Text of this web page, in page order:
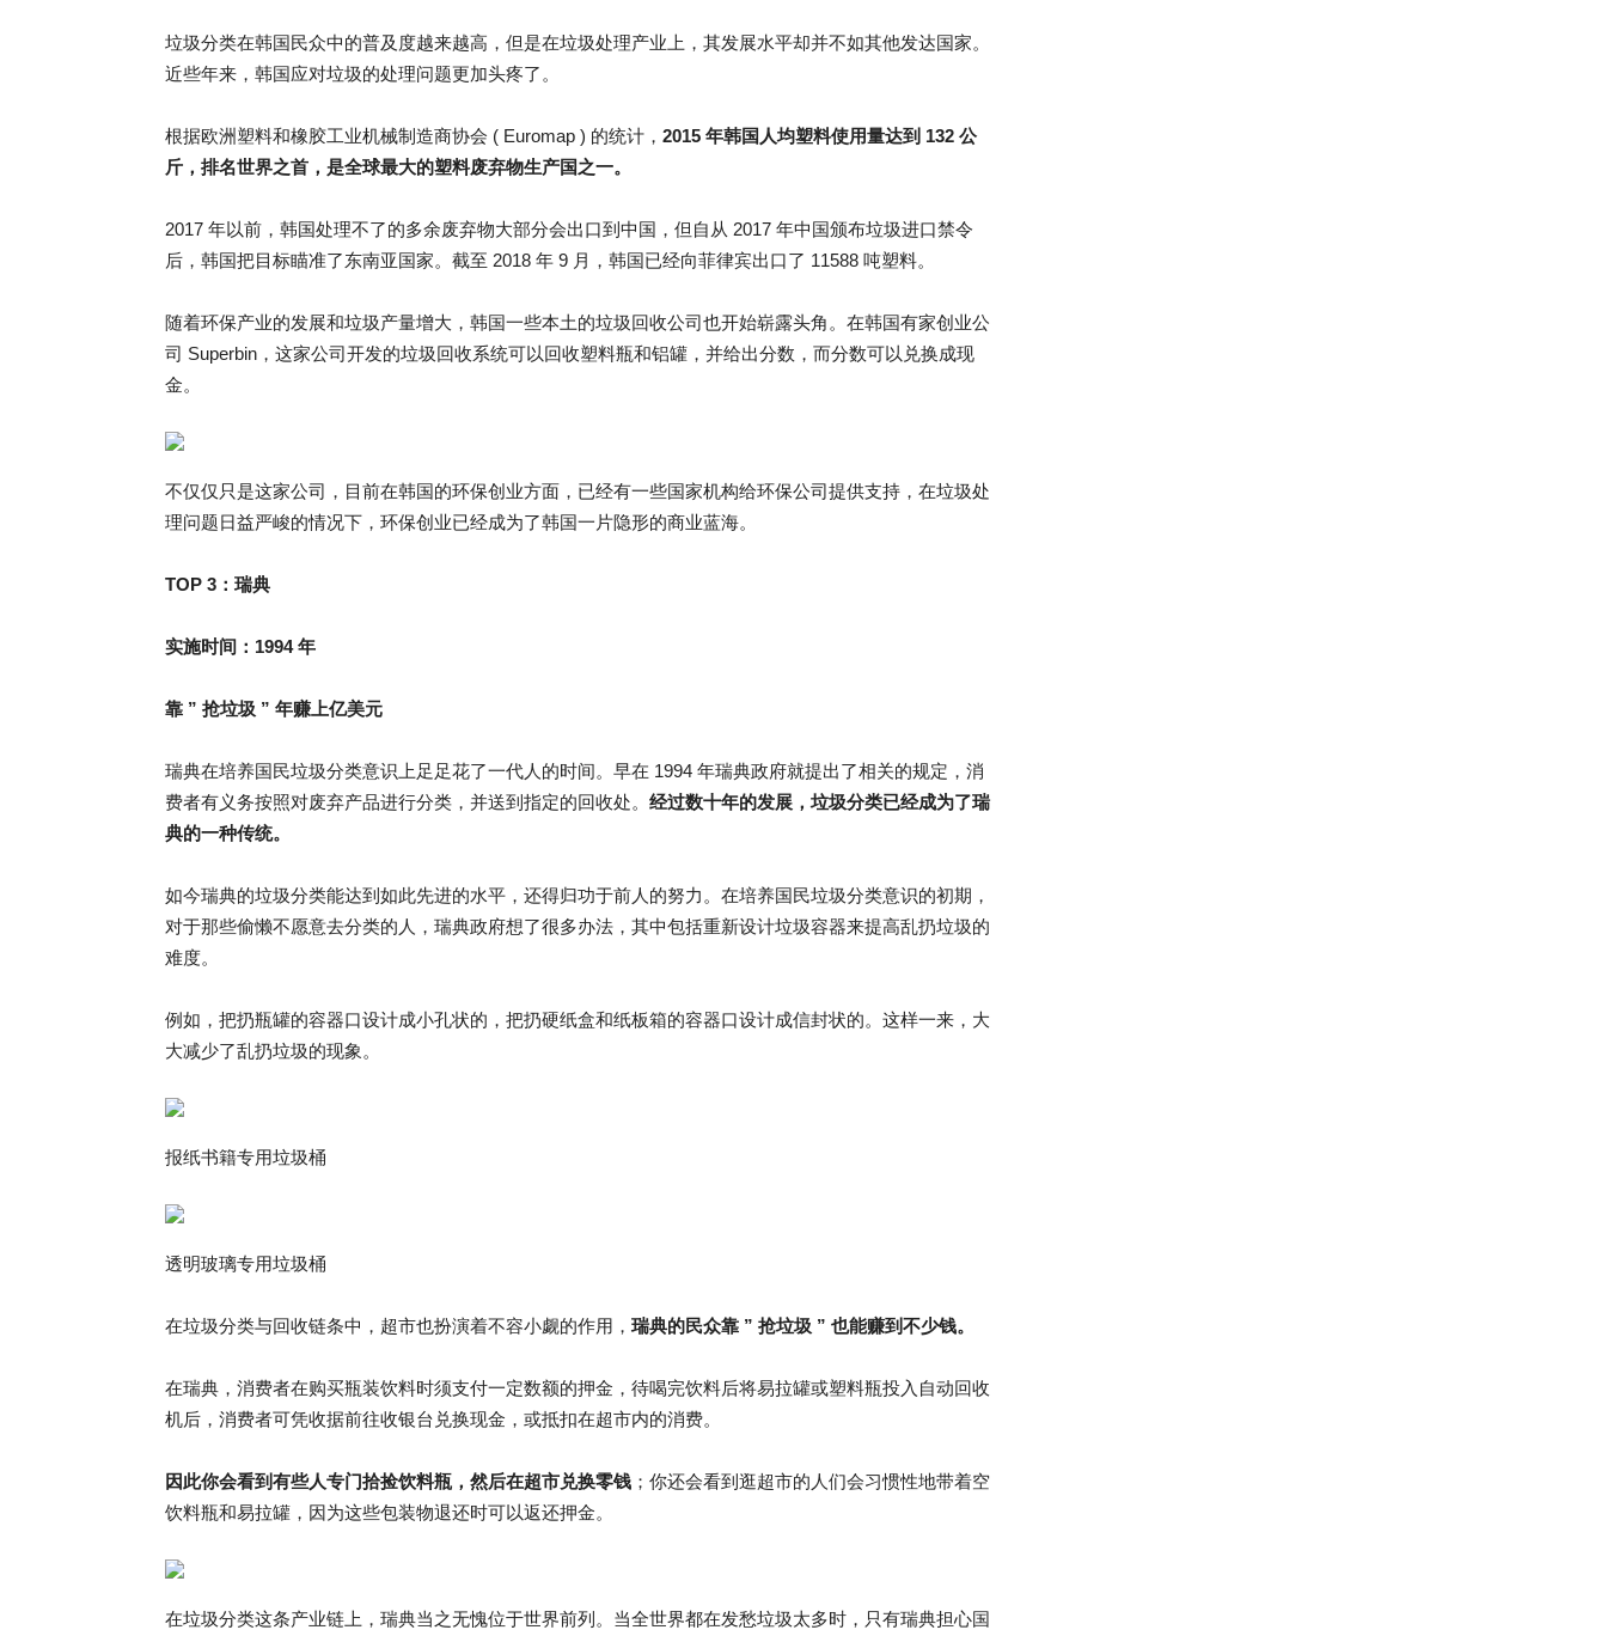
垃圾分类在韩国民众中的普及度越来越高，但是在垃圾处理产业上，其发展水平却并不如其他发达国家。
近些年来，韩国应对垃圾的处理问题更加头疼了。
根据欧洲塑料和橡胶工业机械制造商协会 ( Euromap ) 的统计， 2015 年韩国人均塑料使用量达到 132 公
斤，排名世界之首，是全球最大的塑料废弃物生产国之一。
2017 年以前，韩国处理不了的多余废弃物大部分会出口到中国，但自从 2017 年中国颁布垃圾进口禁令
后，韩国把目标瞄准了东南亚国家。截至 2018 年 9 月，韩国已经向菲律宾出口了 11588 吨塑料。
随着环保产业的发展和垃圾产量增大，韩国一些本土的垃圾回收公司也开始崭露头角。在韩国有家创业公
司 Superbin，这家公司开发的垃圾回收系统可以回收塑料瓶和铝罐，并给出分数，而分数可以兑换成现
金。
不仅仅只是这家公司，目前在韩国的环保创业方面，已经有一些国家机构给环保公司提供支持，在垃圾处
理问题日益严峻的情况下，环保创业已经成为了韩国一片隐形的商业蓝海。
TOP 3：瑞典
实施时间：1994 年
靠 ” 抢垃圾 ” 年赚上亿美元
瑞典在培养国民垃圾分类意识上足足花了一代人的时间。早在 1994 年瑞典政府就提出了相关的规定，消
费者有义务按照对废弃产品进行分类，并送到指定的回收处。 经过数十年的发展，垃圾分类已经成为了瑞
典的一种传统。
如今瑞典的垃圾分类能达到如此先进的水平，还得归功于前人的努力。在培养国民垃圾分类意识的初期，
对于那些偷懒不愿意去分类的人，瑞典政府想了很多办法，其中包括重新设计垃圾容器来提高乱扔垃圾的
难度。
例如，把扔瓶罐的容器口设计成小孔状的，把扔硬纸盒和纸板箱的容器口设计成信封状的。这样一来，大
大减少了乱扔垃圾的现象。
报纸书籍专用垃圾桶
透明玻璃专用垃圾桶
在垃圾分类与回收链条中，超市也扮演着不容小觑的作用， 瑞典的民众靠 ” 抢垃圾 ” 也能赚到不少钱。
在瑞典，消费者在购买瓶装饮料时须支付一定数额的押金，待喝完饮料后将易拉罐或塑料瓶投入自动回收
机后，消费者可凭收据前往收银台兑换现金，或抵扣在超市内的消费。
因此你会看到有些人专门拾捡饮料瓶，然后在超市兑换零钱 ；你还会看到逛超市的人们会习惯性地带着空
饮料瓶和易拉罐，因为这些包装物退还时可以返还押金。
在垃圾分类这条产业链上，瑞典当之无愧位于世界前列。当全世界都在发愁垃圾太多时，只有瑞典担心国